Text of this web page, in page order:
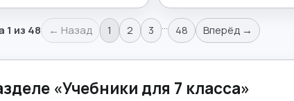
1 из 48 ← Назад 1 2 3 … 48 Вперёд →
«Учебники для 7 класса»